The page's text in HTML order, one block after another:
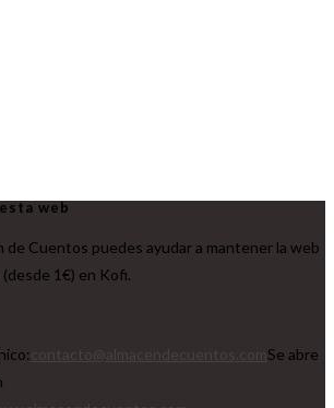
web
de Cuentos puedes ayudar a mantener la web
1€) en Kofi.
Se abre